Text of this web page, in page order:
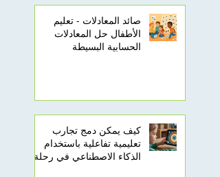
صائد المعادلات - تعليم
الأطفال حل المعادلات
الحسابية البسيطة
كيف يمكن دمج تجارب
تعليمية تفاعلية باستخدام
الذكاء الاصطناعي في رحلة